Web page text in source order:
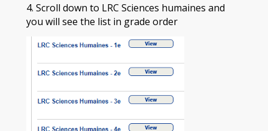
4. Scroll down to LRC Sciences humaines and
you will see the list in grade order